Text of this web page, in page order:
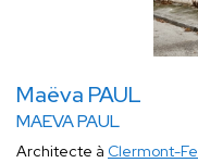
Maëva PAUL
MAEVA PAUL
Architecte à Clermont-